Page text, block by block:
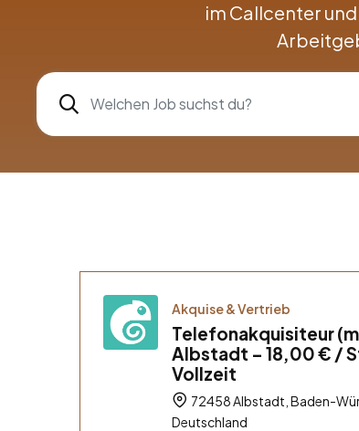
im Callcenter
Akquise & Vertrieb
Telefonakquisiteur
Albstadt – 18,00 € /
Vollzeit
72458 Albstadt, Baden-
Deutschland